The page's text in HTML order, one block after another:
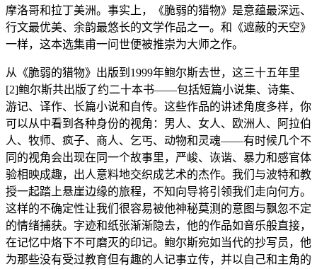
摩洛哥和拉丁美洲。事实上，《脆弱的猎物》是意蕴最深远、
行文最优美、余韵最悠长的文学作品之一。和《遮蔽的天空》
一样，这本选集甫一问世便被推崇为大师之作。
从《脆弱的猎物》出版到1999年鲍尔斯去世，这三十五年里
[2]鲍尔斯共出版了约二十本书——包括短篇小说集、诗集、
游记、译作、长篇小说和自传。这些作品的讲述角度多样，你
可以从中看到各种身份的视角：男人、女人、欧洲人、阿拉伯
人、牧师、疯子、商人、乞丐、动物和灵魂——有时候几个不
同的视角会出现在同一个故事里，严峻、诙谐、暴力和感官体
验相映成趣，出人意料地交织成艺术的杰作。我们与波特和教
授一起踏上悬崖边缘的旅程，不知向导将引领我们走向何方。
这样的不确定性让我们很容易被他神秘莫测的意图与飘忽不定
的情绪捕获。字迹和纸张渐渐隐去，他的作品如音乐般直接，
在记忆中烙下不可磨灭的印记。鲍尔斯宛如当代的抄写员，他
为那些没有受过教育但有趣的人记事立传，并以自己和主角的